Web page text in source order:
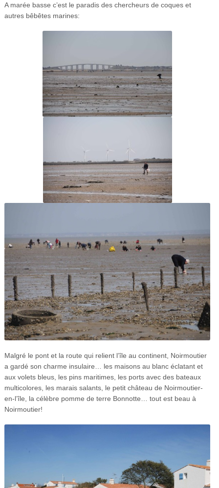
A marée basse c’est le paradis des chercheurs de coques et
autres bêbêtes marines:
Malgré le pont et la route qui relient l’île au continent, Noirmoutier
a gardé son charme insulaire… les maisons au blanc éclatant et
aux volets bleus, les pins maritimes, les ports avec des bateaux
multicolores, les marais salants, le petit château de Noirmoutier-
en-l’île, la célèbre pomme de terre Bonnotte… tout est beau à
Noirmoutier!